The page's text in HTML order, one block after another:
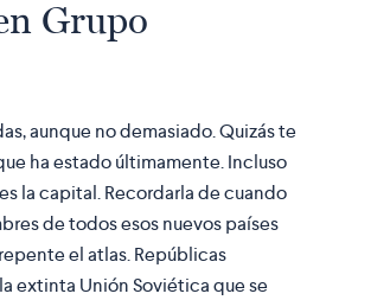
Grupo
aunque no demasiado. Quizás te
ha estado últimamente. Incluso
la capital. Recordarla de cuando
de todos esos nuevos países
el atlas. Repúblicas
extinta Unión Soviética que se